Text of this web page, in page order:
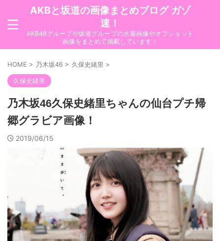
AKBと坂道の画像まとめブログ ガゾ
速！
AKB48グループや坂道グループの水着画像やオフショット
画像をまとめて掲載しています！
HOME > 乃木坂46 > 久保史緒里 >
久保史緒里
乃木坂46久保史緒里ちゃんの仙台プチ帰
郷グラビア画像！
2019/06/15